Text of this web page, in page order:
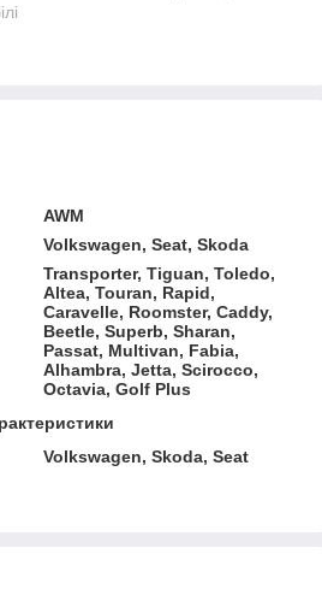
AWM
Volkswagen, Seat, Skoda
Transporter, Tiguan, Toledo,
Altea, Touran, Rapid,
Caravelle, Roomster, Caddy,
Beetle, Superb, Sharan,
Passat, Multivan, Fabia,
Alhambra, Jetta, Scirocco,
Octavia, Golf Plus
Volkswagen, Skoda, Seat